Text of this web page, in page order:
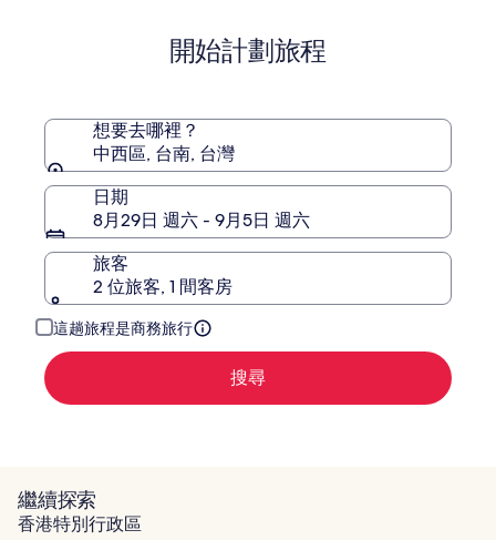
房
價
多
資
訊。
開始計劃旅程
想要去哪裡？
中西區, 台南, 台灣
日期
8月29日 週六 - 9月5日 週六
旅客
2 位旅客, 1 間客房
這趟旅程是商務旅行
搜尋
繼續探索
香港特別行政區